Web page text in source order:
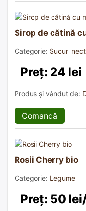
Sirop de cătină
Categorie: Sucuri
Preț: 24 lei
Produs și vândut de:
Comandă
Rosii Cherry bio
Categorie: Legume
Preț: 50